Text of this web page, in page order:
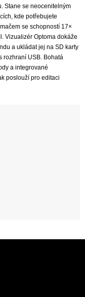
Stane se neocenitelným
kde potřebujete
se schopností 17×
Vizualizér Optoma dokáže
a ukládat jej na SD karty
rozhraní USB. Bohatá
a integrované
poslouží pro editaci